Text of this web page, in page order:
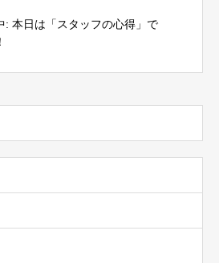
: 本日は「スタッフの心得」で